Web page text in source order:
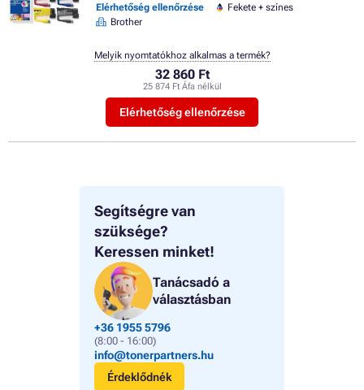
Segítségre van
szüksége?
Keressen minket!
Tanácsadó a
választásban
+36 1955 5796
(8:00 - 16:00)
info@tonerpartners.hu
Érdeklődnék
Elérhetőség ellenőrzése
Fekete + színes
Brother
32 860 Ft
25 874 Ft Áfa nélkül
Elérhetőség ellenőrzése
Melyik nyomtatókhoz alkalmas a termék?